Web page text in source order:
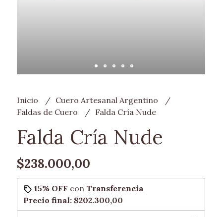
Inicio
Cuero Artesanal Argentino
Faldas de Cuero
Falda Cría Nude
Falda Cría Nude
$238.000,00
15% OFF con Transferencia
Precio final: $202.300,00